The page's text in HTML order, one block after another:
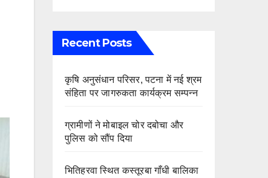
Recent Posts
कृषि अनुसंधान परिसर, पटना में नई श्रम
संहिता पर जागरुकता कार्यक्रम सम्पन्न
ग्रामीणों ने मोबाइल चोर दबोचा और
पुलिस को सौंप दिया
भितिहरवा स्थित कस्तूरबा गाँधी बालिका